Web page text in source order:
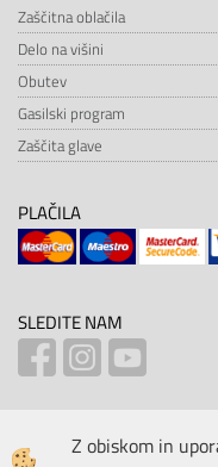
Zaščitna oblačila
Delo na višini
Obutev
Gasilski program
Zaščita glave
PLAČILA
SLEDITE NAM
Z obiskom in